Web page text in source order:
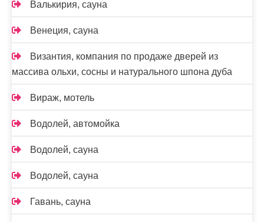
Валькирия, сауна
Венеция, сауна
Византия, компания по продаже дверей из
массива ольхи, сосны и натурального шпона дуба
Вираж, мотель
Водолей, автомойка
Водолей, сауна
Водолей, сауна
Гавань, сауна